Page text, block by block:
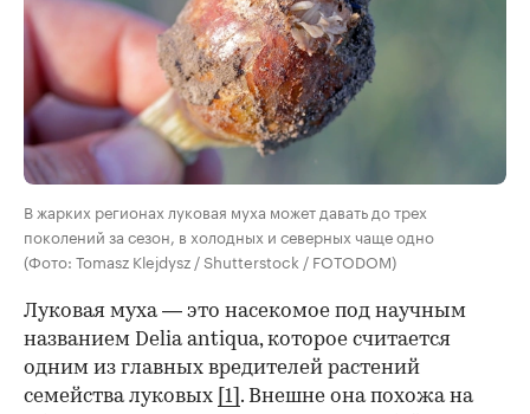
В жарких регионах луковая муха может давать до трех
поколений за сезон, в холодных и северных чаще одно
(Фото: Tomasz Klejdysz / Shutterstock / FOTODOM)
Луковая муха — это насекомое под научным
названием Delia antiqua, которое считается
одним из главных вредителей растений
семейства луковых [1] . Внешне она похожа на